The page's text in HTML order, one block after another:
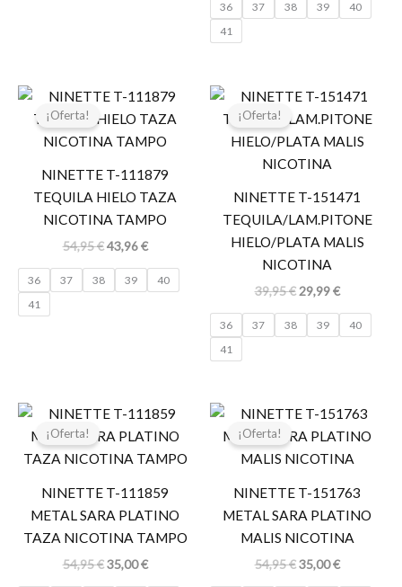
36 37 38 39
40
41
¡Oferta!
NINETTE T-111879
TEQUILA HIELO TAZA
NICOTINA TAMPO
54,95€
El
original
era:
43,96€
El
actual
es:
36 37 38 39
40
41
¡Oferta!
NINETTE T-151471
TEQUILA/LAM.PITONE
HIELO/PLATA MALIS
NICOTINA
39,95€
El
original
era:
39,95 €.
29,99€
El
actual
es:
36 37 38 39
40
41
¡Oferta!
NINETTE T-111859
METAL SARA PLATINO
TAZA NICOTINA TAMPO
54,95€
El
original
era:
35,00€
El
actual
es:
¡Oferta!
NINETTE T-151763
METAL SARA PLATINO
MALIS NICOTINA
54,95€
El
original
era:
35,00€
El
actual
es: